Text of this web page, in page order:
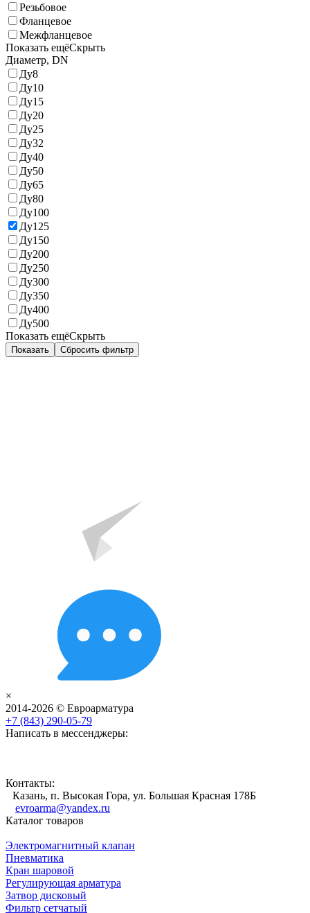
Резьбовое
Фланцевое
Межфланцевое
Показать ещёСкрыть
Диаметр, DN
Ду8
Ду10
Ду15
Ду20
Ду25
Ду32
Ду40
Ду50
Ду65
Ду80
Ду100
Ду125
Ду150
Ду200
Ду250
Ду300
Ду350
Ду400
Ду500
Показать ещёСкрыть
Показать Сбросить фильтр
×
2014-2026 © Евроарматура
+7 (843) 290-05-79
Написать в мессенджеры:
Контакты:
Казань, п. Высокая Гора, ул. Большая Красная 178Б
evroarma@yandex.ru
Каталог товаров
Электромагнитный клапан
Пневматика
Кран шаровой
Регулирующая арматура
Затвор дисковый
Фильтр сетчатый